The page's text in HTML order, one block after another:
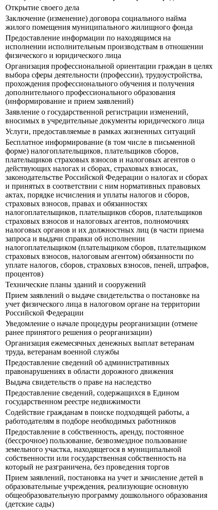
Открытие своего дела
Заключение (изменение) договора социального найма
жилого помещения муниципального жилищного фонда
Предоставление информации по находящимся на
исполнении исполнительным производствам в отношении
физического и юридического лица
Организация профессиональной ориентации граждан в целях
выбора сферы деятельности (профессии), трудоустройства,
прохождения профессионального обучения и получения
дополнительного профессионального образования
(информирование и прием заявлений)
Заявление о государственной регистрации изменений,
вносимых в учредительные документы юридического лица
Услуги, предоставляемые в рамках жизненных ситуаций
Бесплатное информирование (в том числе в письменной
форме) налогоплательщиков, плательщиков сборов,
плательщиков страховых взносов и налоговых агентов о
действующих налогах и сборах, страховых взносах,
законодательстве Российской Федерации о налогах и сборах
и принятых в соответствии с ним нормативных правовых
актах, порядке исчисления и уплаты налогов и сборов,
страховых взносов, правах и обязанностях
налогоплательщиков, плательщиков сборов, плательщиков
страховых взносов и налоговых агентов, полномочиях
налоговых органов и их должностных лиц (в части приема
запроса и выдачи справки об исполнении
налогоплательщиком (плательщиком сборов, плательщиком
страховых взносов, налоговым агентом) обязанности по
уплате налогов, сборов, страховых взносов, пеней, штрафов,
процентов)
Технические планы зданий и сооружений
Прием заявлений о выдаче свидетельства о постановке на
учет физического лица в налоговом органе на территории
Российской Федерации
Уведомление о начале процедуры реорганизации (отмене
ранее принятого решения о реорганизации)
Организация ежемесячных денежных выплат ветеранам
труда, ветеранам военной службы
Предоставление сведений об административных
правонарушениях в области дорожного движения
Выдача свидетельств о праве на наследство
Предоставление сведений, содержащихся в Едином
государственном реестре недвижимости
Содействие гражданам в поиске подходящей работы, а
работодателям в подборе необходимых работников
Предоставление в собственность, аренду, постоянное
(бессрочное) пользование, безвозмездное пользование
земельного участка, находящегося в муниципальной
собственности или государственная собственность на
который не разграничена, без проведения торгов
Прием заявлений, постановка на учет и зачисление детей в
образовательные учреждения, реализующие основную
общеобразовательную программу дошкольного образования
(детские сады)